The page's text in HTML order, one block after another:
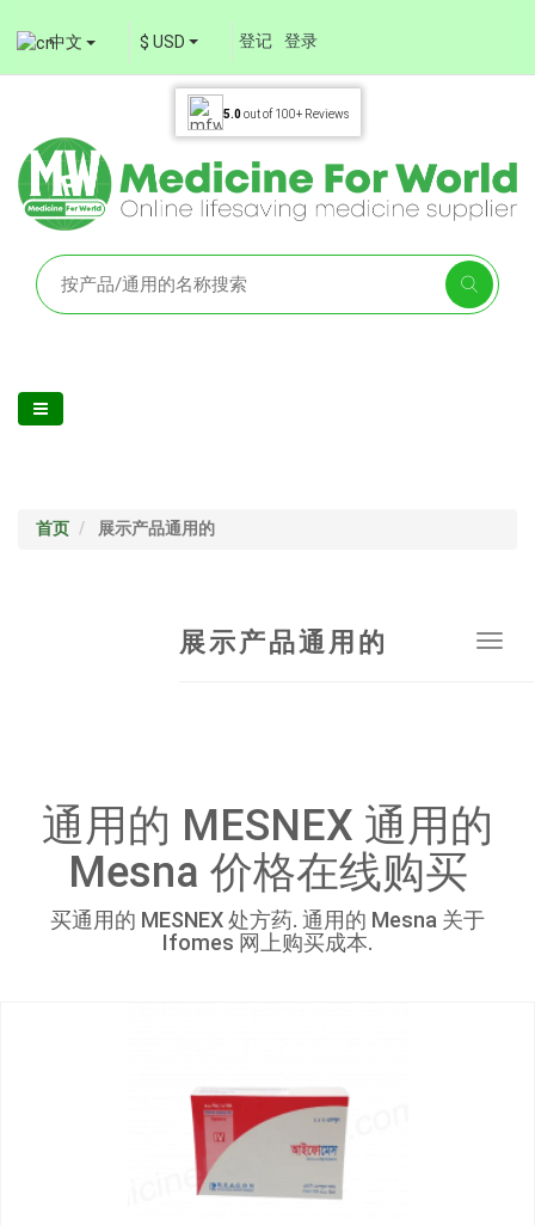
中文 $ USD 登记 登录
5.0out of 100+ Reviews
首页 展示产品通用的
展示产品通用的
通用的 MESNEX 通用的
Mesna 价格在线购买
买通用的 MESNEX 处方药. 通用的 Mesna 关于
Ifomes 网上购买成本.